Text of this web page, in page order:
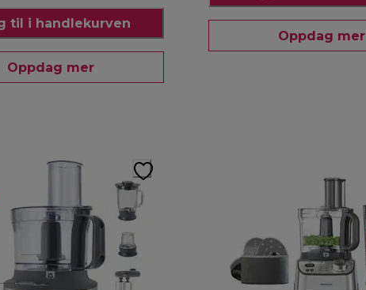
til i handlekurven
Oppdag mer
Oppdag mer